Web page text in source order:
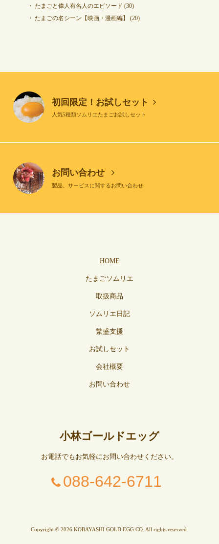
たまごと偉人有名人のエピソード (30)
たまごの名シーン【映画・漫画編】
(20)
初回限定！お試しセット
人気5種類ソムリエたまごお試しセット
お問い合わせ
製品、サービスに関するお問い合わせ
HOME
たまごソムリエ
取扱商品
ソムリエ日記
繁盛支援
お試しセット
会社概要
お問い合わせ
小林ゴールドエッグ
お電話でもお気軽にお問い合わせください。
088-642-6711
Copyright © 2026 KOBAYASHI GOLD EGG CO. All rights reserved.